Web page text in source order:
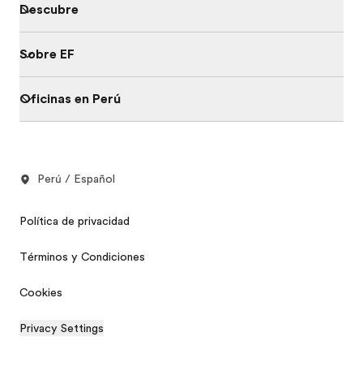
Descubre
Sobre EF
Oficinas en Perú
Perú / Español
Política de privacidad
Términos y Condiciones
Cookies
Privacy Settings